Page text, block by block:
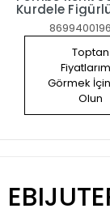
Kurdele
Detaylı Yan
Toptan
Görmek
Olun